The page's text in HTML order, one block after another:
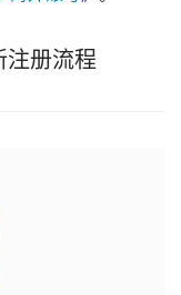
册流程